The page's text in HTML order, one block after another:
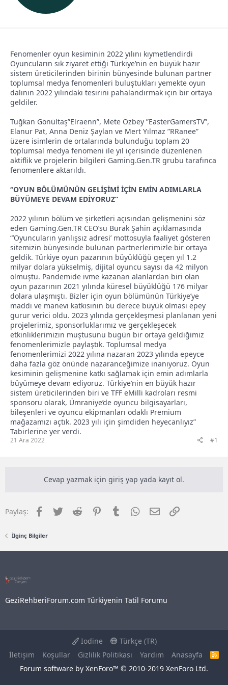
t
a
n
r
i
h
Fenomenler oyun kesiminin 2022 yılını kıymetlendirdi
Oyuncuların sık ziyaret ettiği Türkiye’nin en büyük hazır
sistem üreticilerinden birinin bünyesinde bulunan partner
toplumsal medya fenomenleri buluştukları yemekte oyun
dalının 2022 yılındaki tesirini pahalandırmak için bir ortaya
geldiler.
Tuğkan Gönültaş”Elraenn”, Mete Özbey ”EasterGamersTV”,
Elanur Pat, Anna Deniz Şaylan ve Mert Yılmaz ”RRanee”
üzere isimlerin de ortalarında bulunduğu toplam 20
toplumsal medya fenomeni ile yıl içerisinde düzenlenen
aktiflik ve projelerin bilgileri Gaming.Gen.TR grubu tarafınca
fenomenlere aktarıldı.
“OYUN BÖLÜMÜNÜN GELİŞİMİ İÇİN EMİN ADIMLARLA
BÜYÜMEYE DEVAM EDİYORUZ”
2022 yılının bölüm ve şirketleri açısından gelişmenini söz
eden Gaming.Gen.TR CEO’su Burak Şahin açıklamasında
“’Oyuncuların yanlışsız adresi’ mottosuyla faaliyet gösteren
sitemizin bünyesinde bulunan partnerlerimizle bir ortaya
geldik. Türkiye oyun pazarının büyüklüğü geçen yıl 1.2
milyar dolara yükselmiş, dijital oyuncu sayısı da 42 milyon
olmuştu. Pandemide ivme kazanan alanlardan biri olan
oyun pazarının 2021 yılında küresel büyüklüğü 176 milyar
dolara ulaşmıştı. Bizler için oyun bölümünün Türkiye’ye
maddi ve manevi katkısının bu derece büyük olması epey
gurur verici oldu. 2023 yılında gerçekleşmesi planlanan yeni
projelerimiz, sponsorluklarımız ve gerçekleşecek
etkinliklerimizin muştusunu bugün bir ortaya geldiğimiz
fenomenlerimizle paylaştık. Toplumsal medya
fenomenlerimizi 2022 yılına nazaran 2023 yılında epeyce
daha fazla göz önünde nazaranceğimize inanıyoruz. Oyun
kesiminin gelişmenine katkı sağlamak için emin adımlarla
büyümeye devam ediyoruz. Türkiye’nin en büyük hazır
sistem üreticilerinden biri ve TFF eMilli kadroları resmi
sponsoru olarak, Ümraniye’de oyuncu bilgisayarları,
bileşenleri ve oyuncu ekipmanları odaklı Premium
mağazamızı açtık. 2023 yılı için şimdiden heyecanlıyız”
Tabirlerine yer verdi.
21 Ara 2022 #1
Cevap yazmak için giriş yap yada kayıt ol.
Paylaş: Facebook
TwitterReddit PinterestTumblrWhatsApp
E-postaLink
İlginç Bilgiler
GeziRehberiForum.com Türkiyenin Tatil Forumu
Iodine
Türkçe (TR)
İletişim
Koşullar Gizlilik Politikası Yardım Anasayfa
R
Forum software by XenForo™ © 2010-2019 XenForo Ltd.